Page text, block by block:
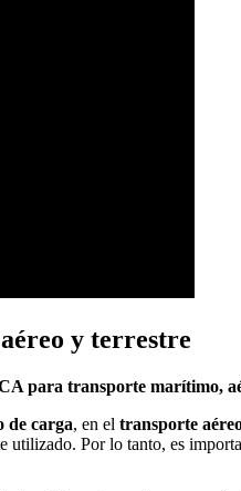
y terrestre
para transporte marítimo,
de carga, en el transporte
Por lo tanto, es